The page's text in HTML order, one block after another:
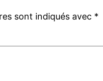
sont indiqués avec *